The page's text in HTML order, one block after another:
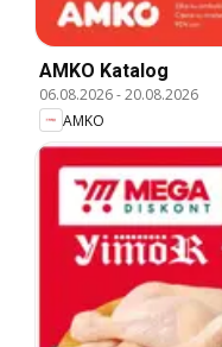
AMKO Katalog
06.08.2026-20.08.2026
AMKO